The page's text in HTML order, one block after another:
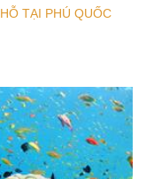
TẠI PHÚ QUỐC